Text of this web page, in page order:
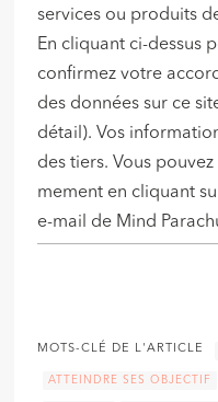
services ou produits
En cliquant ci-dessus
confirmez votre
des données sur ce
détail). Vos
des tiers. Vous
mement en cliquant
e-mail de Mind
MOTS-CLÉ DE L'ARTICLE
ATTEINDRE SES OBJECTIF